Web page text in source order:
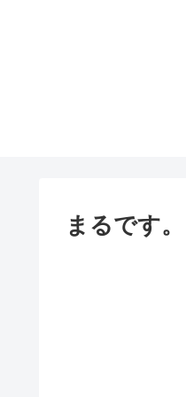
まるです。